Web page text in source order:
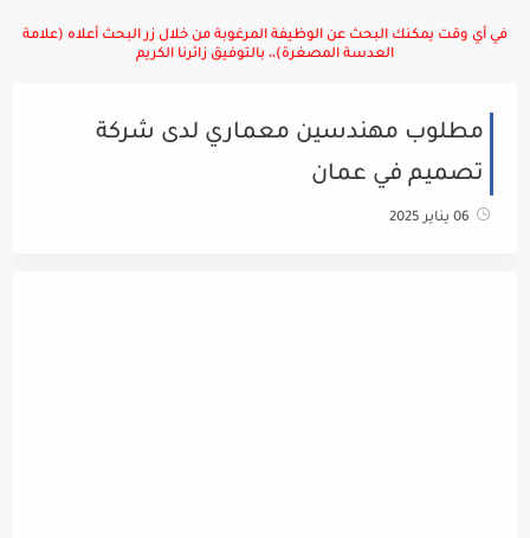
في أي وقت يمكنك البحث عن الوظيفة المرغوبة من خلال زر البحث أعلاه (علامة
العدسة المصغرة)،، بالتوفيق زائرنا الكريم
مطلوب مهندسين معماري لدى شركة
تصميم في عمان
06 يناير 2025